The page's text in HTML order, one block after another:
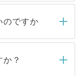
のですか
社担当者がご
ールもしくは
？